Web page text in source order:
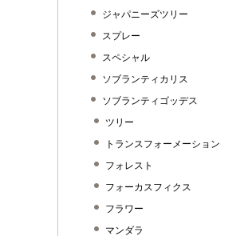
ジャパニーズツリー
スプレー
スペシャル
ソブランティカリス
ソブランティゴッデス
ツリー
トランスフォーメーション
フォレスト
フォーカスフィクス
フラワー
マンダラ